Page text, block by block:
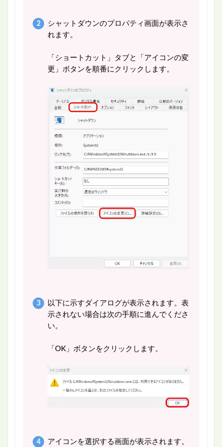
シャットダウンのプロパティ画面が表示さ
れます。
「ショートカット」タブと「アイコンの変
更」ボタンを順番にクリックします。
以下に示すダイアログが表示されます。表
示されない場合は次の手順に進んでくださ
い。
「OK」ボタンをクリックします。
アイコンを選択する画面が表示されます。